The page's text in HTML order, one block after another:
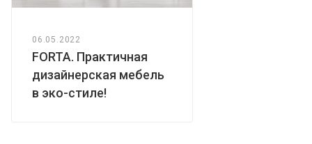
06.05.2022
FORTA. Практичная
дизайнерская мебель
в эко-стиле!